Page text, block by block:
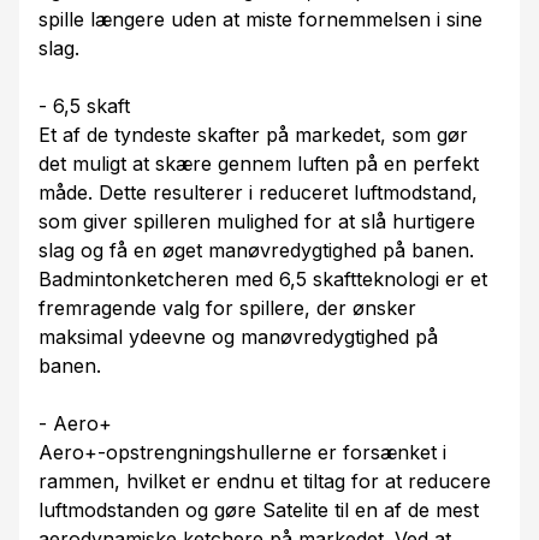
spille længere uden at miste fornemmelsen i sine
slag.
- 6,5 skaft
Et af de tyndeste skafter på markedet, som gør
det muligt at skære gennem luften på en perfekt
måde. Dette resulterer i reduceret luftmodstand,
som giver spilleren mulighed for at slå hurtigere
slag og få en øget manøvredygtighed på banen.
Badmintonketcheren med 6,5 skaftteknologi er et
fremragende valg for spillere, der ønsker
maksimal ydeevne og manøvredygtighed på
banen.
- Aero+
Aero+-opstrengningshullerne er forsænket i
rammen, hvilket er endnu et tiltag for at reducere
luftmodstanden og gøre Satelite til en af de mest